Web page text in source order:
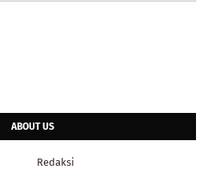
ABOUT US
Redaksi